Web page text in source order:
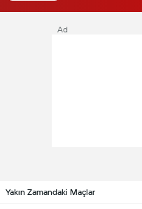
Ad
Yakın Zamandaki Maçlar